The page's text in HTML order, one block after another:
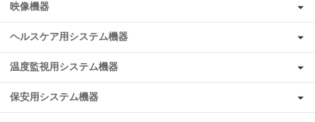
映像機器
ヘルスケア用システム機器
温度監視用システム機器
保安用システム機器